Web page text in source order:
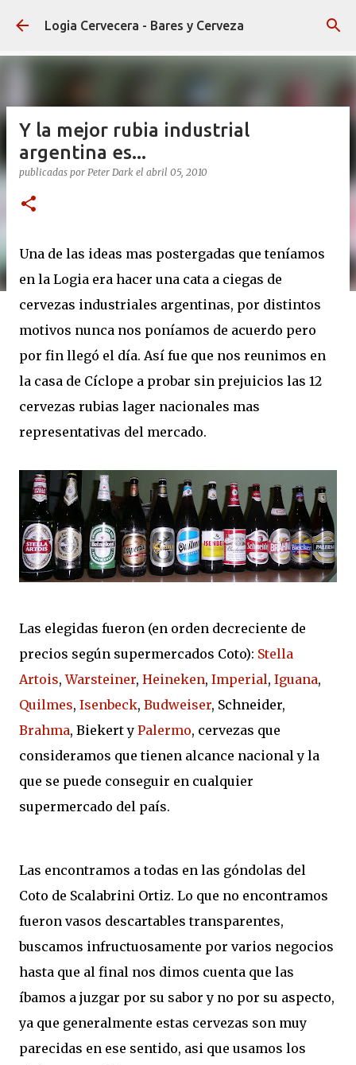
Ir al contenido principal
Logia Cervecera - Bares y Cerveza
Y la mejor rubia industrial
argentina es...
publicadas por Peter Dark el abril 05, 2010
Una de las ideas mas postergadas que teníamos
en la Logia era hacer una cata a ciegas de
cervezas industriales argentinas, por distintos
motivos nunca nos poníamos de acuerdo pero
por fin llegó el día. Así fue que nos reunimos en
la casa de Cíclope a probar sin prejuicios las 12
cervezas rubias lager nacionales mas
representativas del mercado.
Las elegidas fueron (en orden decreciente de
precios según supermercados Coto): Stella
Artois,Warsteiner, Heineken, Imperial, Iguana,
Quilmes, Isenbeck, Budweiser, Schneider,
Brahma, Biekert y Palermo, cervezas que
consideramos que tienen alcance nacional y la
que se puede conseguir en cualquier
supermercado del país.
Las encontramos a todas en las góndolas del
Coto de Scalabrini Ortiz. Lo que no encontramos
fueron vasos descartables transparentes,
buscamos infructuosamente por varios negocios
hasta que al final nos dimos cuenta que las
íbamos a juzgar por su sabor y no por su aspecto,
ya que generalmente estas cervezas son muy
parecidas en ese sentido, asi que usamos los